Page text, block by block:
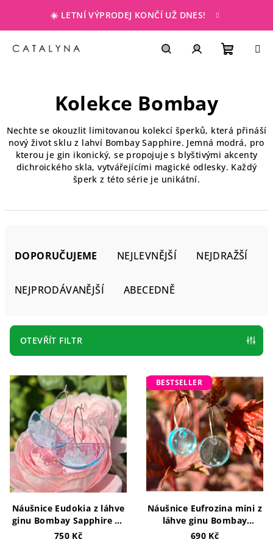
obsah
☀️ LETNÍ VÝPRODEJ KONČÍ UŽ DNES!
Kolekce Bombay
Nechte se okouzlit limitovanou kolekcí šperků, která přináší
nový život sklu z lahví Bombay Sapphire. Jemná modrá, pro
kterou je gin ikonický, se propojuje s blyštivými akcenty
dichroického skla, vytvářejícími magické odlesky. Každý
šperk z této série je unikátní.
r
o
d
u
k
t
ů
DOPORUČUJEME NEJLEVNĚJŠÍ NEJDRAŽŠÍ
NEJPRODÁVANĚJŠÍ ABECEDNĚ
OTEVŘÍT FILTR
V
ý
p
s
p
r
o
d
u
Náušnice Eudokia z láhve
ginu Bombay Sapphire se
třpytkami na kroužku
750 Kč
BESTSELLER
Náušnice Eufrozina mini z
láhve ginu Bombay
Sapphire se třpytkami
690 Kč